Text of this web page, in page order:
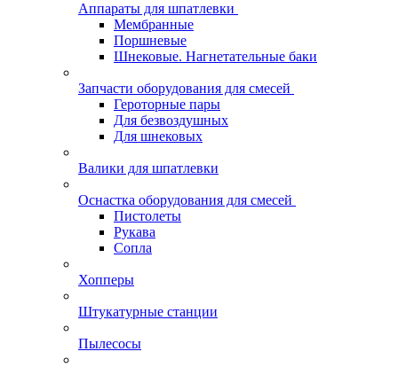
Аппараты для шпатлевки
Мембранные
Поршневые
Шнековые. Нагнетательные баки
Запчасти оборудования для смесей
Героторные пары
Для безвоздушных
Для шнековых
Валики для шпатлевки
Оснастка оборудования для смесей
Пистолеты
Рукава
Сопла
Хопперы
Штукатурные станции
Пылесосы